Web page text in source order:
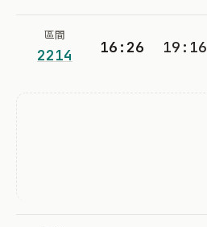
區間
2214 16:26 19:16